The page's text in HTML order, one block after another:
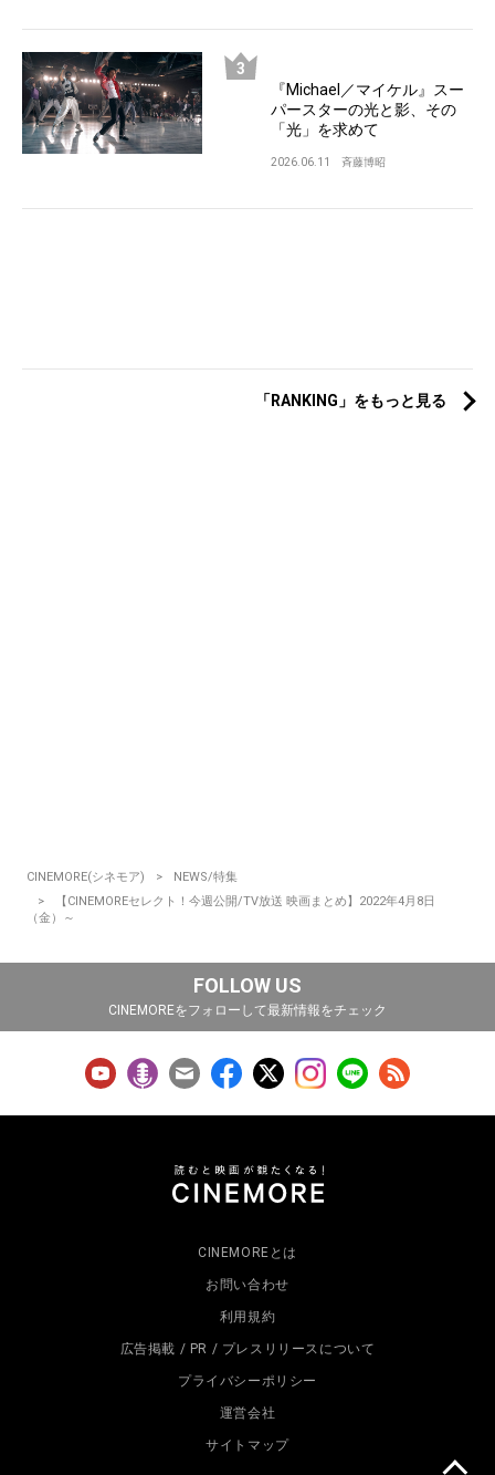
『Michael／マイケル』スー
パースターの光と影、その
「光」を求めて
2026.06.11 斉藤博昭
「RANKING」をもっと見る
CINEMORE(シネモア)
NEWS/特集
【CINEMOREセレクト！今週公開/TV放送 映画まとめ】2022年4月8日
（金）～
FOLLOW US
CINEMOREをフォローして最新情報をチェック
CINEMOREとは
お問い合わせ
利用規約
広告掲載 / PR / プレスリリースについて
プライバシーポリシー
運営会社
サイトマップ